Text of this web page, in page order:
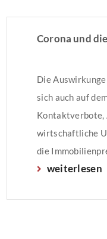
Corona und
Die
sich auch auf
Kontaktverbote,
wirtschaftliche
die
25 Prozent
weiterlesen